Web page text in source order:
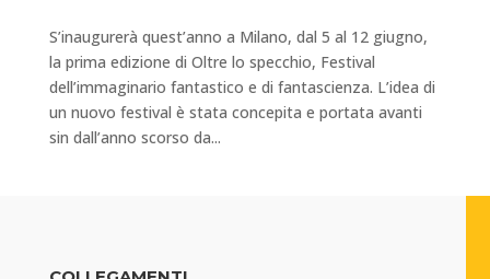
S’inaugurerà quest’anno a Milano, dal 5 al 12 giugno,
la prima edizione di Oltre lo specchio, Festival
dell’immaginario fantastico e di fantascienza. L’idea di
un nuovo festival è stata concepita e portata avanti
sin dall’anno scorso da...